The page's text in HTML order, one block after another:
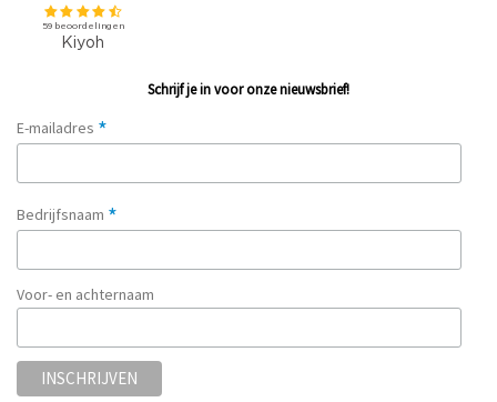
Schrijf je in voor onze nieuwsbrief!
E-mailadres *
Bedrijfsnaam *
Voor- en achternaam